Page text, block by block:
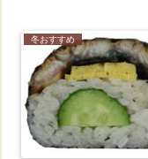
冬おすすめ